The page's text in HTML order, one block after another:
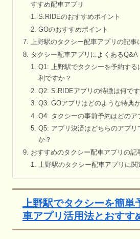
すすめ配車アプリ
S.RIDEのおすすめポイント
GOのおすすめポイント
上野駅のタクシー配車アプリの記事
タクシー配車アプリによくあるQ&A
Q1: 上野駅でタクシーを予約する
利ですか？
Q2: S.RIDEアプリの特徴は何です
Q3: GOアプリはどのような特典
Q4: タクシーの事前予約はどのア
Q5: アプリ決済はどちらのアプリ
か？
おすすめのタクシー配車アプリの記
上野駅のタクシー配車アプリに関
上野駅でタクシーを簡単
車アプリ活用法とおすす